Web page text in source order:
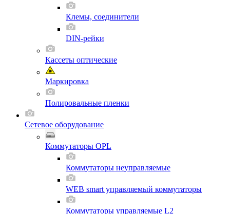
Клемы, соединители
DIN-рейки
Кассеты оптические
Маркировка
Полировальные пленки
Сетевое оборудование
Коммутаторы OPL
Коммутаторы неуправляемые
WEB smart управляемый коммутаторы
Коммутаторы управляемые L2